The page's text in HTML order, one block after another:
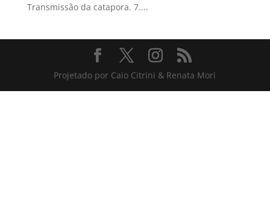
Transmissão da catapora. 7....
Projetado por Caio Citrini & Renata Mori